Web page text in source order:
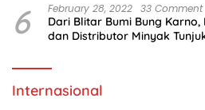
6 February 28, 2022 33 Comment
Dari Blitar Bumi Bung
dan Distributor Minyak
Internasional